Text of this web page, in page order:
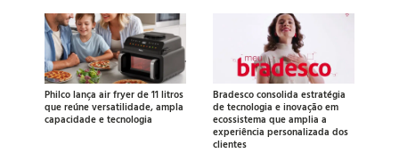
Philco lança air fryer de 11 litros
que reúne versatilidade, ampla
capacidade e tecnologia
Bradesco consolida estratégia
de tecnologia e inovação em
ecossistema que amplia a
experiência personalizada dos
clientes